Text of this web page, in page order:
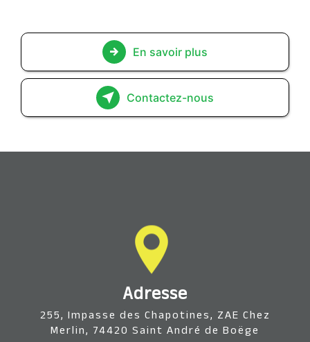
En savoir plus
Contactez-nous
Adresse
255, Impasse des Chapotines, ZAE Chez
Merlin, 74420 Saint André de Boëge